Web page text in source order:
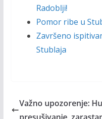
Radoblji!
Pomor ribe u
Završeno
Stublaja
Važno upozorenje: